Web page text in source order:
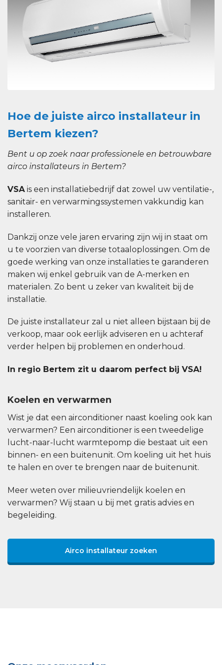
Hoe de juiste airco installateur in
Bertem kiezen?
Bent u op zoek naar professionele en betrouwbare
airco installateurs in Bertem?
VSAis een installatiebedrijf dat zowel uw ventilatie-,
sanitair- en verwarmingssystemen vakkundig kan
installeren.
Dankzij onze vele jaren ervaring zijn wij in staat om
u te voorzien van diverse totaaloplossingen. Om de
goede werking van onze installaties te garanderen
maken wij enkel gebruik van de A-merken en
materialen. Zo bent u zeker van kwaliteit bij de
installatie.
De juiste installateur zal u niet alleen bijstaan bij de
verkoop, maar ook eerlijk adviseren en u achteraf
verder helpen bij problemen en onderhoud.
In regio Bertem zit u daarom perfect bij VSA!
Koelen en verwarmen
Wist je dat een airconditioner naast koeling ook kan
verwarmen? Een airconditioner is een tweedelige
lucht-naar-lucht warmtepomp die bestaat uit een
binnen- en een buitenunit. Om koeling uit het huis
te halen en over te brengen naar de buitenunit.
Meer weten over milieuvriendelijk koelen en
verwarmen? Wij staan u bij met gratis advies en
begeleiding.
Airco installateur zoeken